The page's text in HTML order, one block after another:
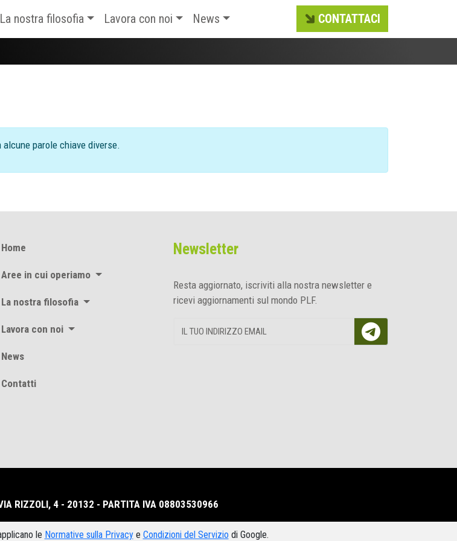
La nostra filosofia Lavora con noi News CONTATTACI
parole chiave diverse.
Home
Aree in cui operiamo
La nostra filosofia
Lavora con noi
News
Contatti
Newsletter
Resta aggiornato, iscriviti alla nostra newsletter e
ricevi aggiornamenti sul mondo PLF.
RIZZOLI, 4 - 20132 - PARTITA IVA 08803530966
le Normative sulla Privacye Condizioni del Servizio di Google.